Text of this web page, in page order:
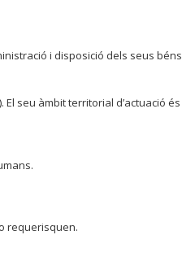
i disposició dels seus
El seu àmbit territorial d’actuació
requerisquen.